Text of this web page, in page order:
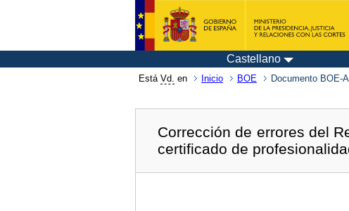
Castellano
Está Vd. en Inicio BOE Documento BOE-
Corrección de errores del
certificado de